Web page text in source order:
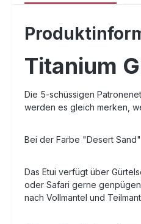
Titanium
Die 5-schüssigen
werden es gleich merken,
Bei der Farbe "Desert
Das Etui verfügt über
oder Safari gerne
nach Vollmantel und